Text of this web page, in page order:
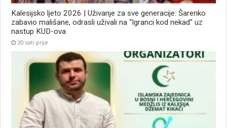
Kalesijsko ljeto 2026 | Uživanje za sve generacije: Šarenko
zabavio mališane, odrasli uživali na “Igranci kod nekad” uz
nastup KUD-ova
20 sati prije